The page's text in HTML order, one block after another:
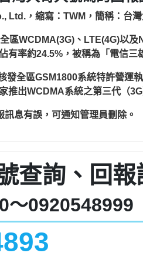
，縮寫：TWM，簡稱：台灣
區WCDMA(3G)、LTE(4G)以
有率約24.5%，被稱為「電信三
全區GSM1800系統特許營運
推出WCDMA系統之第三代（
息有誤，可通知管理員刪除。
查詢、回報
～0920548999